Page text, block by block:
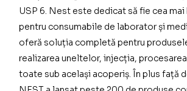
USP 6. Nest este dedicat să fie cea mai
pentru consumabile de laborator și
oferă soluția completă pentru
realizarea uneltelor, injecția,
toate sub același acoperiș.În plus față